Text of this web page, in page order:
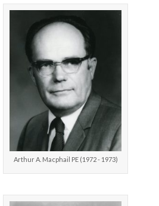
Arthur A. Macphail PE (1972 - 1973)